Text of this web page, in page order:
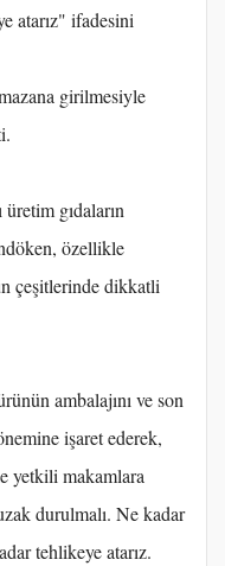
atarız" ifadesini
girilmesiyle
gıdaların
özellikle
çeşitlerinde dikkatli
ambalajını ve son
işaret ederek,
yetkili makamlara
durulmalı. Ne kadar
tehlikeye atarız.